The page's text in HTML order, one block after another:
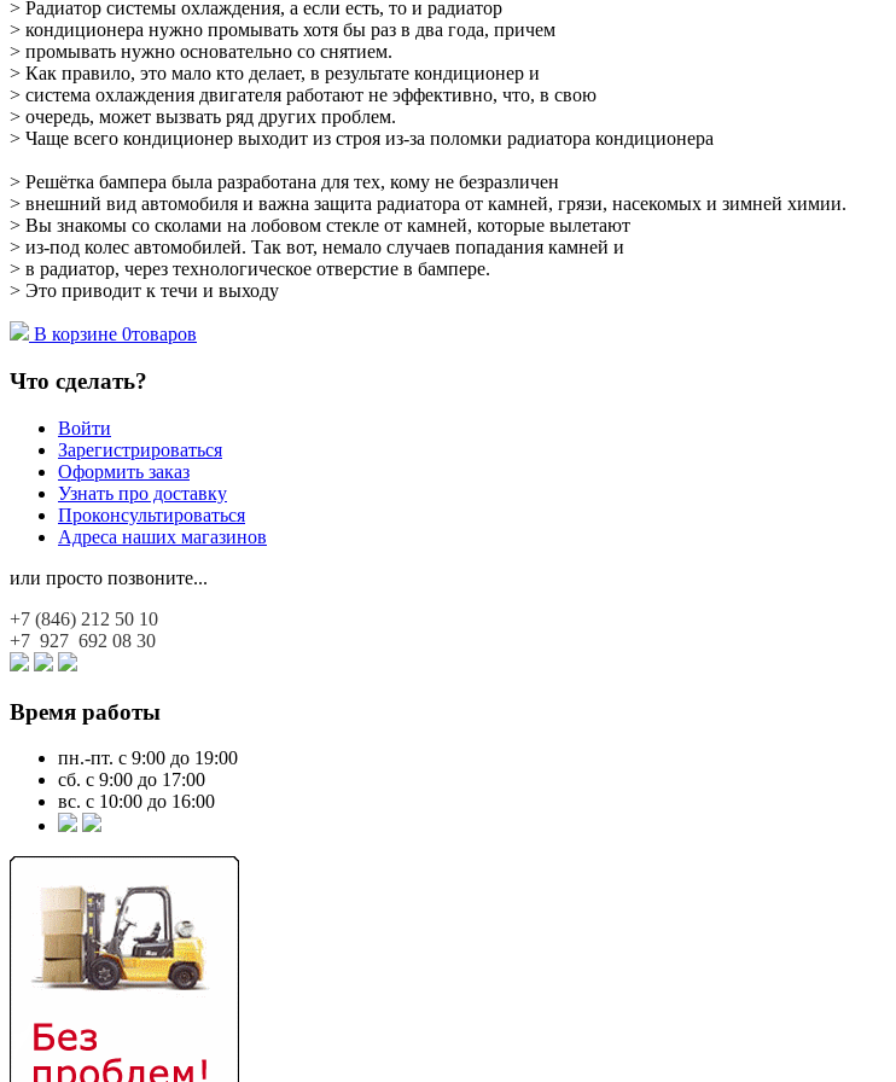
> Радиатор системы охлаждения, а если есть, то и радиатор
> кондиционера нужно промывать хотя бы раз в два года, причем
> промывать нужно основательно со снятием.
> Как правило, это мало кто делает, в результате кондиционер и
> система охлаждения двигателя работают не эффективно, что, в свою
> очередь, может вызвать ряд других проблем.
> Чаще всего кондиционер выходит из строя из-за поломки радиатора кондиционера
> Решётка бампера была разработана для тех, кому не безразличен
> внешний вид автомобиля и важна защита радиатора от камней, грязи, насекомых и зимней химии.
> Вы знакомы со сколами на лобовом стекле от камней, которые вылетают
> из-под колес автомобилей. Так вот, немало случаев попадания камней и
> в радиатор, через технологическое отверстие в бампере.
> Это приводит к течи и выходу
В корзине 0товаров
Что сделать?
Войти
Зарегистрироваться
Оформить заказ
Узнать про доставку
Проконсультироваться
Адреса наших магазинов
или просто позвоните...
+7 (846) 212 50 10
+7 927 692 08 30
Время работы
пн.-пт. с 9:00 до 19:00
сб. с 9:00 до 17:00
вс. с 10:00 до 16:00